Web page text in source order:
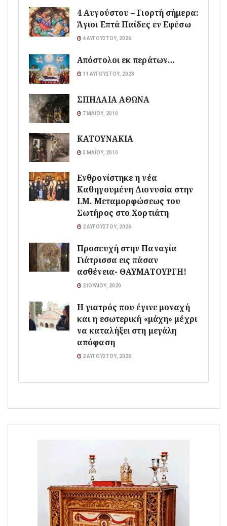
4 Αυγούστου – Γιορτή σήμερα:
Άγιοι Επτά Παίδες εν Εφέσω
4 ΑΥΓΟΎΣΤΟΥ, 2026
Απόστολοι εκ περάτων…
11 ΑΥΓΟΎΣΤΟΥ, 2023
ΣΠΗΛΑΙΑ ΑΘΩΝΑ
7 ΜΑΪ́ΟΥ, 2010
ΚΑΤΟΥΝΑΚΙΑ
3 ΜΑΪ́ΟΥ, 2010
Ενθρονίστηκε η νέα
Καθηγουμένη Διονυσία στην
Ι.Μ. Μεταμορφώσεως του
Σωτήρος στο Χορτιάτη
2 ΑΥΓΟΎΣΤΟΥ, 2026
Προσευχή στην Παναγία
Γιάτρισσα εις πάσαν
ασθένεια- ΘΑΥΜΑΤΟΥΡΓΗ!
2 ΙΟΥΛΊΟΥ, 2020
Η γιατρός που έγινε μοναχή
και η εσωτερική «μάχη» μέχρι
να καταλήξει στη μεγάλη
απόφαση
2 ΑΥΓΟΎΣΤΟΥ, 2026